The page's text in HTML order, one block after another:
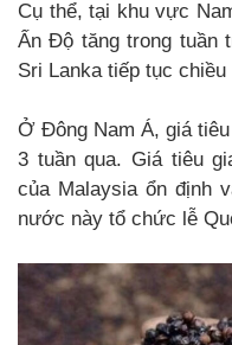
Cụ thể, tại khu vực
Ấn Độ tăng trong tuần
Sri Lanka tiếp tục
Ở Đông Nam Á, giá
3 tuần qua. Giá tiêu
của Malaysia ổn định
nước này tổ chức lễ